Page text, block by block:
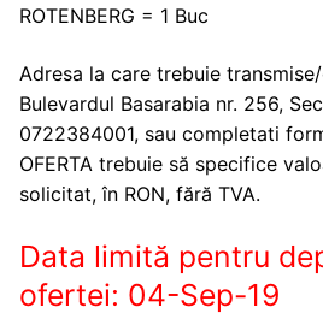
ROTENBERG = 1 Buc
Adresa la care trebuie
Bulevardul Basarabia nr. 256,
0722384001, sau completati
OFERTA trebuie să specifice
solicitat, în RON, fără TVA.
Data limită pentru
ofertei: 04-Sep-19